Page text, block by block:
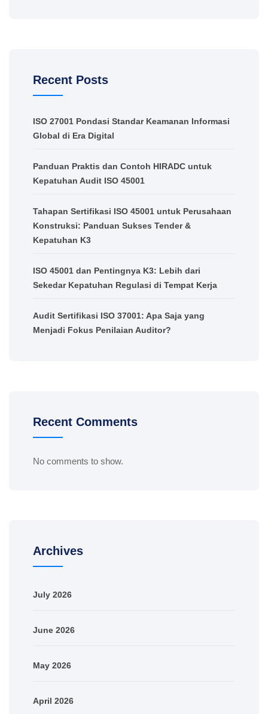
Recent Posts
ISO 27001 Pondasi Standar Keamanan Informasi
Global di Era Digital
Panduan Praktis dan Contoh HIRADC untuk
Kepatuhan Audit ISO 45001
Tahapan Sertifikasi ISO 45001 untuk Perusahaan
Konstruksi: Panduan Sukses Tender &
Kepatuhan K3
ISO 45001 dan Pentingnya K3: Lebih dari
Sekedar Kepatuhan Regulasi di Tempat Kerja
Audit Sertifikasi ISO 37001: Apa Saja yang
Menjadi Fokus Penilaian Auditor?
Recent Comments
No comments to show.
Archives
July 2026
June 2026
May 2026
April 2026